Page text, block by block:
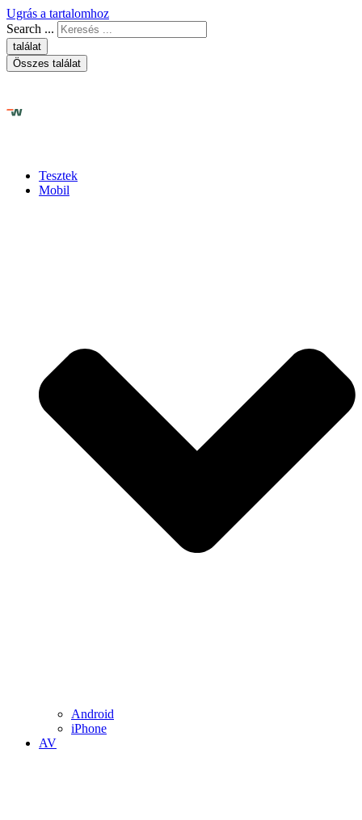
Ugrás a tartalomhoz
Search ...
találat
Összes találat
Tesztek
Mobil
Android
iPhone
AV